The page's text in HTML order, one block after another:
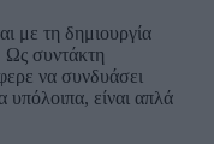
με τη δημιουργία
Ως συντάκτη
να συνδυάσει
υπόλοιπα, είναι απλά